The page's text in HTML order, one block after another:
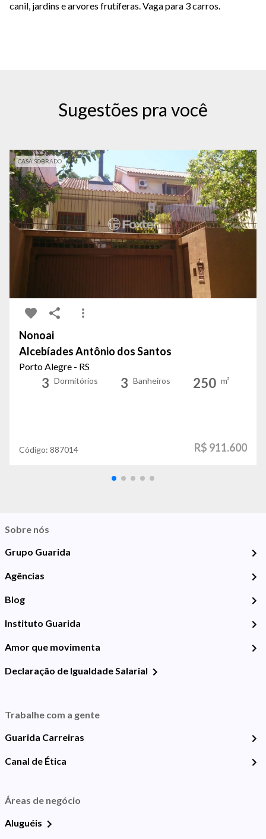
canil, jardins e arvores frutíferas. Vaga para 3 carros.
Sugestões pra você
CASA SOBRADO
Nonoai
Alcebíades Antônio dos Santos
Porto Alegre - RS
3 Dormitórios 3 Banheiros 250 m²
Código: 887014 R$ 911.600
Sobre nós
Grupo Guarida
Agências
Blog
Instituto Guarida
Amor que movimenta
Declaração de Igualdade Salarial
Trabalhe com a gente
Guarida Carreiras
Canal de Ética
Áreas de negócio
Aluguéis